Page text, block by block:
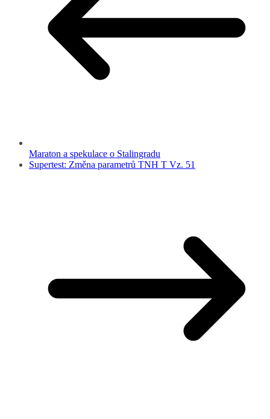
Maraton a spekulace o Stalingradu
Supertest: Změna parametrů TNH T Vz. 51